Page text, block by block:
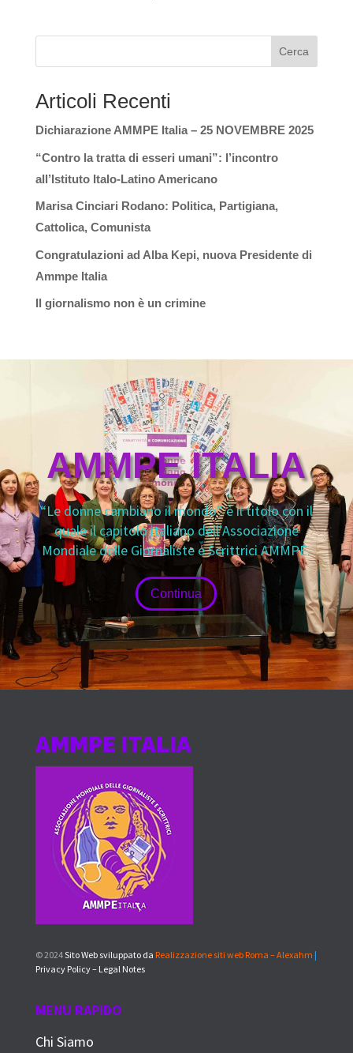
Cerca
Articoli Recenti
Dichiarazione AMMPE Italia – 25 NOVEMBRE 2025
“Contro la tratta di esseri umani”: l’incontro
all’Istituto Italo-Latino Americano
Marisa Cinciari Rodano: Politica, Partigiana,
Cattolica, Comunista
Congratulazioni ad Alba Kepi, nuova Presidente di
Ammpe Italia
Il giornalismo non è un crimine
AMMPE ITALIA
“Le donne cambiano il mondo” è il titolo con il
quale il capitolo italiano dell’Associazione
Mondiale delle Giornaliste e Scrittrici AMMPE.
Continua
AMMPE ITALIA
© 2024Sito Web sviluppato da Realizzazione siti web Roma – Alexahm |
Privacy Policy – Legal Notes
MENU RAPIDO
Chi Siamo